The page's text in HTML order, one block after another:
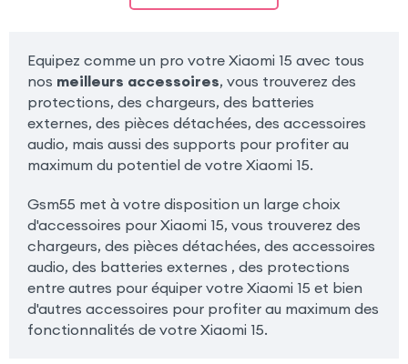
Equipez comme un pro votre Xiaomi 15 avec tous
nos meilleurs accessoires, vous trouverez des
protections, des chargeurs, des batteries
externes, des pièces détachées, des accessoires
audio, mais aussi des supports pour profiter au
maximum du potentiel de votre Xiaomi 15.
Gsm55 met à votre disposition un large choix
d'accessoires pour Xiaomi 15, vous trouverez des
chargeurs, des pièces détachées, des accessoires
audio, des batteries externes , des protections
entre autres pour équiper votre Xiaomi 15 et bien
d'autres accessoires pour profiter au maximum des
fonctionnalités de votre Xiaomi 15.